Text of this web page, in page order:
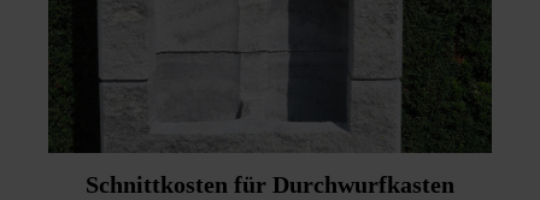
Schnittkosten für Durchwurfkasten